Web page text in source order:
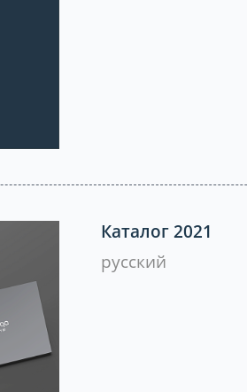
Каталог 2021
русский